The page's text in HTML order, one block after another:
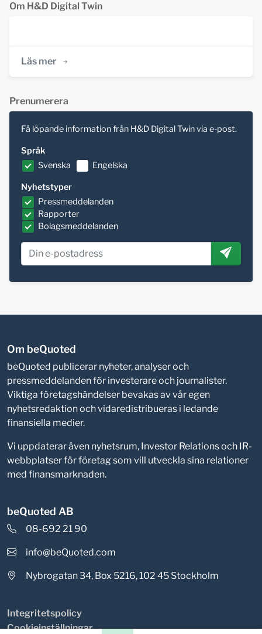
Om H&D Digital Twin
Läs mer
Prenumerera
Få löpande information från H&D Digital Twin via e-post.
Språk
Svenska
Engelska
Nyhetstyper
Pressmeddelanden
Rapporter
Bolagsmeddelanden
Om beQuoted
beQuoted publicerar nyheter, analyser och
pressmeddelanden för investerare och journalister.
Viktiga företagshändelser bevakas av vår egen
nyhetsredaktion och vidaredistribueras i ledande
finansiella medier.
Vi uppdaterar även nyhetsrum, Investor Relations och IR-
webbplatser för företag som vill utveckla sina relationer
med finansmarknaden.
beQuoted AB
08-692 21 90
info@beQuoted.com
Nybrogatan 34, Box 5216, 102 45 Stockholm
Integritetspolicy
Cookieinställningar